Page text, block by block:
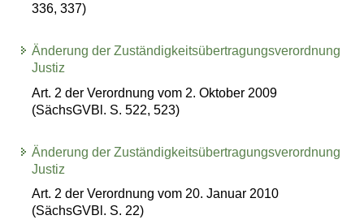
336, 337)
Änderung der Zuständigkeitsübertragungsverordnung
Justiz
Art. 2 der Verordnung vom 2. Oktober 2009
(SächsGVBl. S. 522, 523)
Änderung der Zuständigkeitsübertragungsverordnung
Justiz
Art. 2 der Verordnung vom 20. Januar 2010
(SächsGVBl. S. 22)